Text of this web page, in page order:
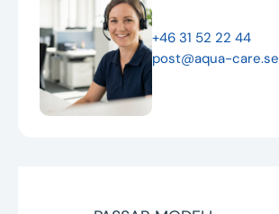
+46 31 52 22 44
post@aqua-care.se